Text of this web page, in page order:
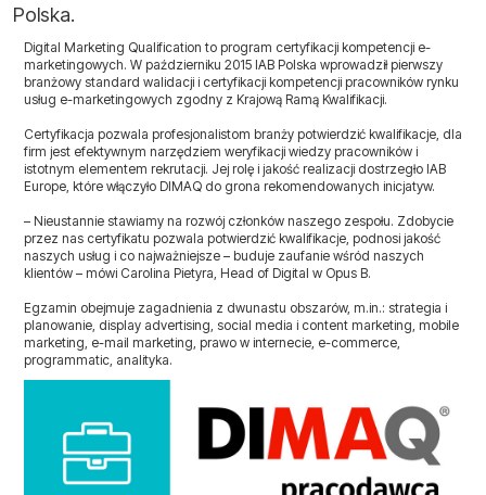
Polska.
Digital Marketing Qualification to program certyfikacji kompetencji e-
marketingowych. W październiku 2015 IAB Polska wprowadził pierwszy
branżowy standard walidacji i certyfikacji kompetencji pracowników rynku
usług e-marketingowych zgodny z Krajową Ramą Kwalifikacji.
Certyfikacja pozwala profesjonalistom branży potwierdzić kwalifikacje, dla
firm jest efektywnym narzędziem weryfikacji wiedzy pracowników i
istotnym elementem rekrutacji. Jej rolę i jakość realizacji dostrzegło IAB
Europe, które włączyło DIMAQ do grona rekomendowanych inicjatyw.
– Nieustannie stawiamy na rozwój członków naszego zespołu. Zdobycie
przez nas certyfikatu pozwala potwierdzić kwalifikacje, podnosi jakość
naszych usług i co najważniejsze – buduje zaufanie wśród naszych
klientów – mówi Carolina Pietyra, Head of Digital w Opus B.
Egzamin obejmuje zagadnienia z dwunastu obszarów, m.in.: strategia i
planowanie, display advertising, social media i content marketing, mobile
marketing, e-mail marketing, prawo w internecie, e-commerce,
programmatic, analityka.